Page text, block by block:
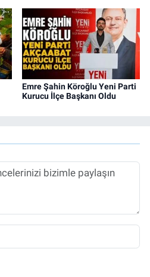
Emre Şahin Köroğlu Yeni Parti
Kurucu İlçe Başkanı Oldu